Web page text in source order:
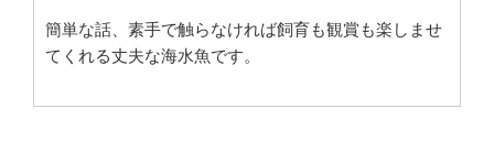
簡単な話、素手で触らなければ飼育も観賞も楽しませ
てくれる丈夫な海水魚です。